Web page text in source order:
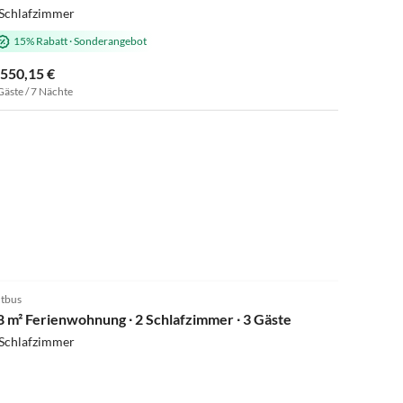
15% Rabatt·Sonderangebot
€
/ 7 Nächte
m² Ferienwohnung ∙ 2 Schlafzimmer ∙ 3 Gäste